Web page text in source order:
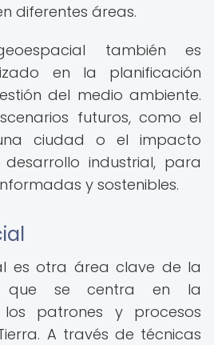
diferentes áreas.
también es
en la planificación
del medio ambiente.
futuros, como el
ciudad o el impacto
industrial, para
y sostenibles.
es otra área clave de la
que se centra en la
patrones y procesos
A través de técnicas